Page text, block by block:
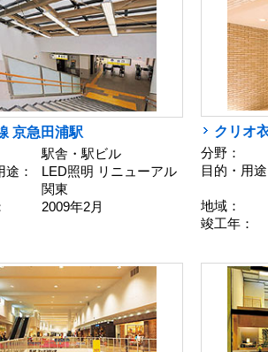
京急田浦駅
駅舎・駅ビル
途：
LED照明 リニューアル
関東
2009年2月
クリオ
分野：
目的・用途
地域：
竣工年：